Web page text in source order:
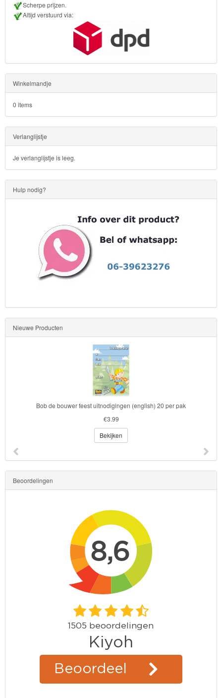
Bob
de
Feestartikelen
Kinderkamer
Puzzel
Tassen
en
rugzakken
Divers
Skylanders
Story
School
Strandlaken
&
Scherpe prijzen.
Altijd verstuurd via:
Winkelmandje
0 items
Verlanglijstje
Je verlanglijstje is leeg.
Hulp nodig?
Nieuwe Producten
Bob de bouwer feest uitnodigingen (english) 20 per pak
€3.99
Bekijken
Beoordelingen